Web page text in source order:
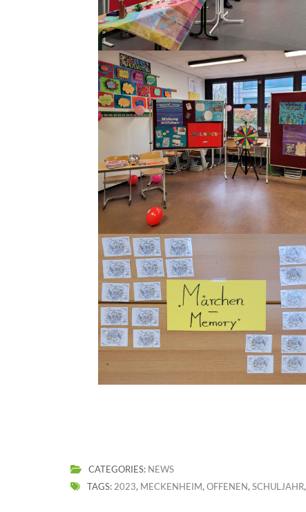
CATEGORIES: NEWS
TAGS: 2023, MECKENHEIM, OFFENEN, SCHULJAHR,